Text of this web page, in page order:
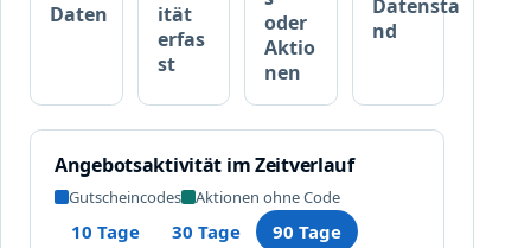
i
c
h
e
r
n
Daten
ität
erfas
st
oder
Aktio
nen
Datensta
nd
Angebotsaktivität im Zeitverlauf
Gutscheincodes Aktionen ohne Code
10 Tage 30 Tage 90 Tage